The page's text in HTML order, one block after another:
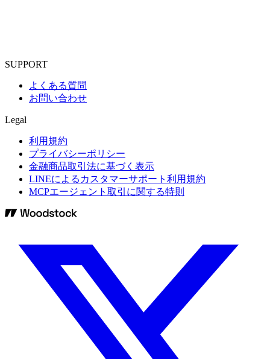
SUPPORT
よくある質問
お問い合わせ
Legal
利用規約
プライバシーポリシー
金融商品取引法に基づく表示
LINEによるカスタマーサポート利用規約
MCPエージェント取引に関する特則